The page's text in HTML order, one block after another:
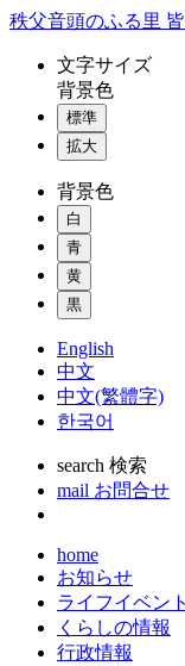
コ
秩父音頭のふる里
文字サイズ
背景色
標準
拡大
背景色
白
青
黄
黒
English
中文
中文(繁體字)
한국어
search 検索
mail お問合せ
home
お知らせ
ライフイベント
くらしの情報
行政情報